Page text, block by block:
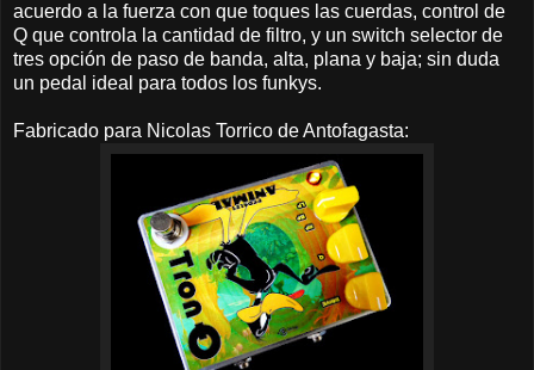
acuerdo a la fuerza con que toques las cuerdas, control de
Q que controla la cantidad de filtro, y un switch selector de
tres opción de paso de banda, alta, plana y baja; sin duda
un pedal ideal para todos los funkys.
Fabricado para Nicolas Torrico de Antofagasta: